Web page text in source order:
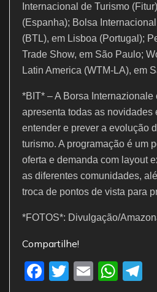
Internacional de Turismo
(Espanha); Bolsa
(BTL), em Lisboa (Portugal);
Trade Show, em São Paulo;
Latin America (WTM-LA), em
*BIT* – A Borsa Internazionale
apresenta todas as novidades
entender e prever a evolução
turismo. A programação é um
oferta e demanda com layout
as diferentes comunidades,
troca de pontos de vista para
*FOTOS*: Divulgação/
Compartilhe!
F
T
E
W